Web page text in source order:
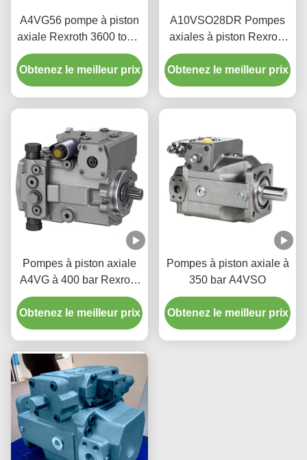
A4VG56 pompe à piston
axiale Rexroth 3600 tours
par minute pour
hydraulique de machines
mobiles
Obtenez le meilleur prix
A10VSO28DR Pompes
axiales à piston Rexroth
SAE Flange 350 bar
Pression maximale
Obtenez le meilleur prix
Pompes à piston axiale
A4VG à 400 bar Rexroth
pour machines de
construction
Obtenez le meilleur prix
Pompes à piston axiale à
350 bar A4VSO
Obtenez le meilleur prix